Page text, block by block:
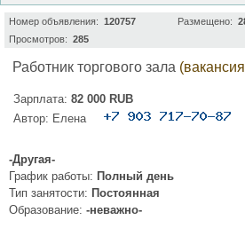
Номер объявления: 120757 Размещено:
Просмотров: 285
Работник торгового зала
Зарплата: 82 000 RUB
Автор: Елена
-Другая-
График работы: Полный день
Тип занятости: Постоянная
Образование: -неважно-